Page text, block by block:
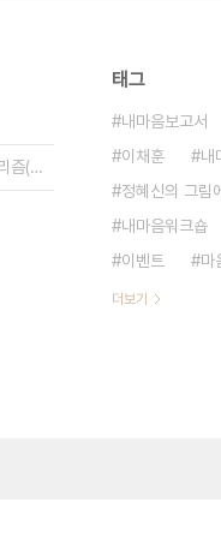
EBS 다큐프라임 <감정시대>, 마인드프리즘(주)가 함께했습니다.
태그
내마음보고서
이채훈
내
정혜신의 그림
내마음워크숍
이벤트
마
더보기